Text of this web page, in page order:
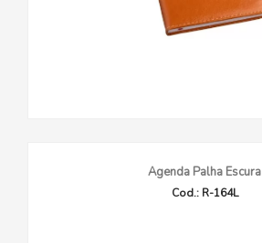
Agenda Palha Escura
Cod.: R-164L